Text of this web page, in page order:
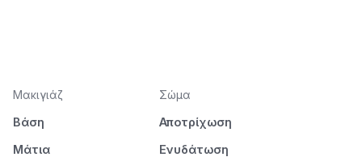
Μακιγιάζ
Βάση
Μάτια
Σώμα
Αποτρίχωση
Ενυδάτωση